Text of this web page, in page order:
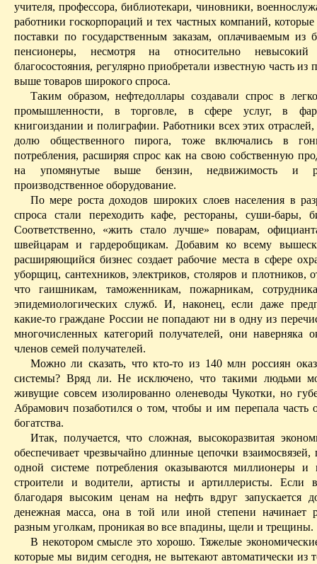
учителя, профессора, библиотекари, чиновники,
работникигоскорпораций и тех частных компаний,
поставки по государственным заказам, оплачиваемым из
пенсионеры, несмотря на относительно
благосостояния, регулярно приобретали известную часть из
выше товаров широкого спроса.
Таким образом, нефтедоллары создавали спрос в
промышленности, в торговле, в сфере услуг, в
книгоиздании и полиграфии. Работники всех этих
долю общественного пирога, тоже включались в
потребления, расширяя спрос как на свою собственную
на упомянутые выше бензин, недвижимость и
производственное оборудование.
По мере роста доходов широких слоев населения в
спроса стали переходить кафе, рестораны, суши-бары,
Соответственно, «жить стало лучше» поварам,
швейцарам и гардеробщикам. Добавим ко всему
расширяющийся бизнес создает рабочие места в сфере
уборщиц, сантехников, электриков, столяров и плотников,
что гаишникам, таможенникам, пожарникам,
эпидемиологических служб. И, наконец, если даже
какие-то граждане России не попадают ни в одну из
многочисленных категорий получателей, они наверняка
членов семей получателей.
Можно ли сказать, что кто-то из 140млн россиян
системы? Вряд ли. Не исключено, что такими людьми
живущие совсем изолированно оленеводы Чукотки, но
Абрамович позаботился о том, чтобы и им перепала часть
богатства.
Итак, получается, что сложная, высокоразвитая
обеспечивает чрезвычайно длинные цепочки
одной системе потребления оказываются миллионеры и
строители и водители, артисты и артиллеристы. Если
благодаря высоким ценам на нефть вдруг запускается
денежная масса, она в той или иной степени начинает
разным уголкам, проникая во все впадины, щели и трещины.
В некотором смысле это хорошо. Тяжелые
которые мы видим сегодня, не вытекают автоматически из